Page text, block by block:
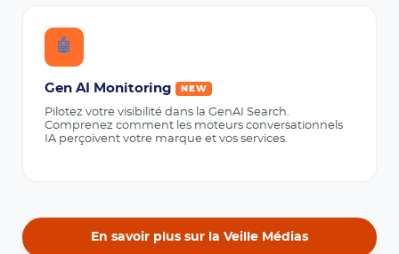
🤖
Gen AI Monitoring NEW
Pilotez votre visibilité dans la GenAI Search.
Comprenez comment les moteurs conversationnels
IA perçoivent votre marque et vos services.
En savoir plus sur la Veille Médias